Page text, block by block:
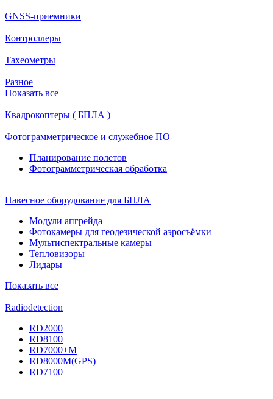
GNSS-приемники
Контроллеры
Тахеометры
Разное
Показать все
Квадрокоптеры ( БПЛА )
Фотограмметрическое и служебное ПО
Планирование полетов
Фотограмметрическая обработка
Навесное оборудование для БПЛА
Модули апгрейда
Фотокамеры для геодезической аэросъёмки
Мультиспектральные камеры
Тепловизоры
Лидары
Показать все
Radiodetection
RD2000
RD8100
RD7000+M
RD8000M(GPS)
RD7100